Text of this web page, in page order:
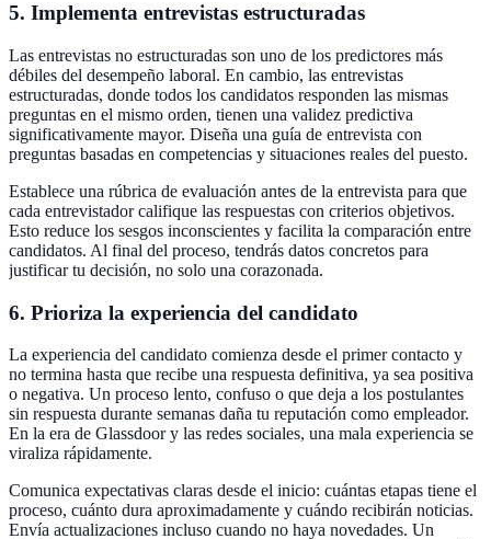
5. Implementa entrevistas estructuradas
Las entrevistas no estructuradas son uno de los predictores más
débiles del desempeño laboral. En cambio, las entrevistas
estructuradas, donde todos los candidatos responden las mismas
preguntas en el mismo orden, tienen una validez predictiva
significativamente mayor. Diseña una guía de entrevista con
preguntas basadas en competencias y situaciones reales del puesto.
Establece una rúbrica de evaluación antes de la entrevista para que
cada entrevistador califique las respuestas con criterios objetivos.
Esto reduce los sesgos inconscientes y facilita la comparación entre
candidatos. Al final del proceso, tendrás datos concretos para
justificar tu decisión, no solo una corazonada.
6. Prioriza la experiencia del candidato
La experiencia del candidato comienza desde el primer contacto y
no termina hasta que recibe una respuesta definitiva, ya sea positiva
o negativa. Un proceso lento, confuso o que deja a los postulantes
sin respuesta durante semanas daña tu reputación como empleador.
En la era de Glassdoor y las redes sociales, una mala experiencia se
viraliza rápidamente.
Comunica expectativas claras desde el inicio: cuántas etapas tiene el
proceso, cuánto dura aproximadamente y cuándo recibirán noticias.
Envía actualizaciones incluso cuando no haya novedades. Un